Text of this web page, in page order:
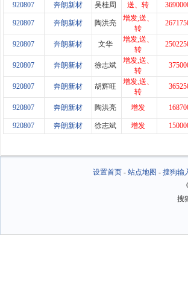
920807 奔朗新材 吴桂周 送、转
920807 奔朗新材 陶洪亮
增发,送、
转
920807 奔朗新材 文华
增发,送、
转
920807 奔朗新材 徐志斌
增发,送、
转
920807 奔朗新材 胡辉旺
增发,送、
转
920807 奔朗新材 陶洪亮 增发
920807 奔朗新材 徐志斌 增发
设置首页 -站点地图 -搜狗输
搜